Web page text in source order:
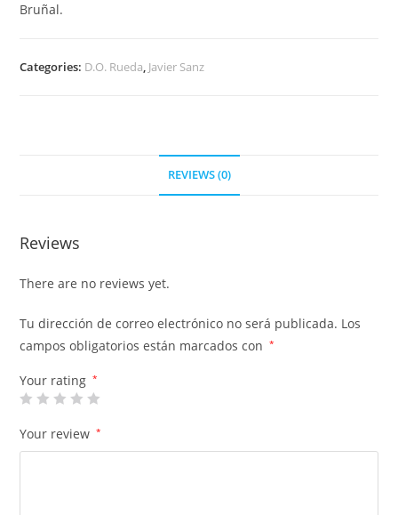
Bruñal.
Categories: D.O. Rueda, Javier Sanz
REVIEWS (0)
Reviews
There are no reviews yet.
Tu dirección de correo electrónico no será publicada. Los
campos obligatorios están marcados con
*
Your rating *
Your review *